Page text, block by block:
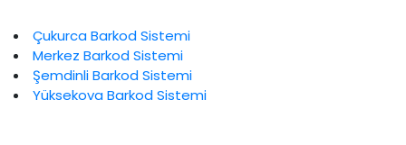
Çukurca Barkod Sistemi
Merkez Barkod Sistemi
Şemdinli Barkod Sistemi
Yüksekova Barkod Sistemi